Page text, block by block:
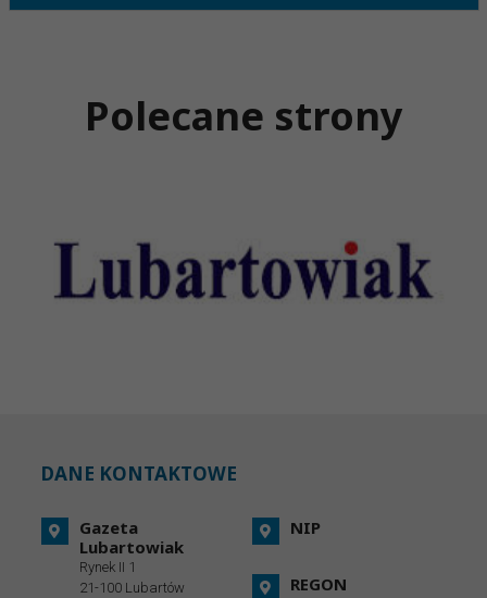
Polecane strony
DANE KONTAKTOWE
Gazeta
Lubartowiak
Rynek II 1
21-100 Lubartów
NIP
REGON